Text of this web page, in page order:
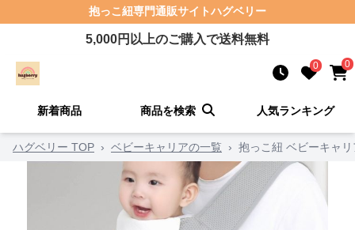
抱っこ紐専門通販サイトハグベリー
5,000円以上のご購入で送料無料
0 0
新着商品 商品を検索 人気ランキング
ハグベリー TOP › ベビーキャリアの一覧 › 抱っこ紐 ベビーキャ